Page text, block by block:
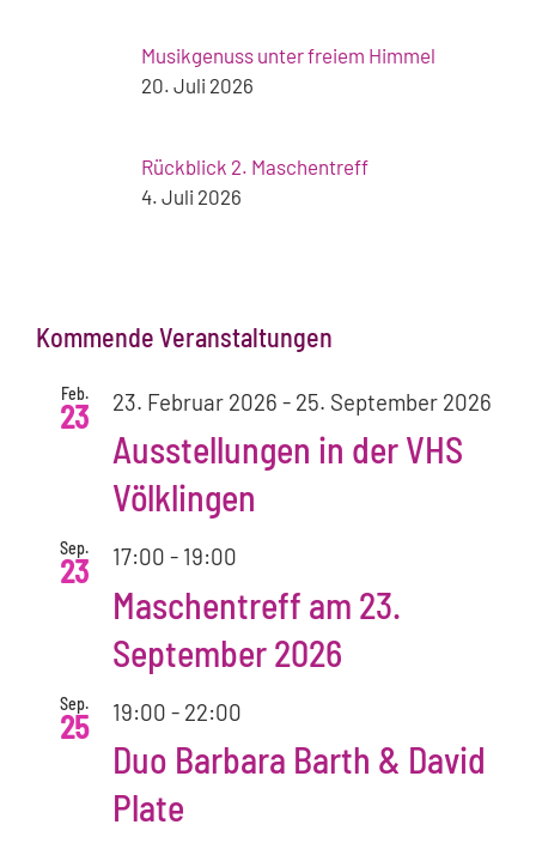
Musikgenuss unter freiem Himmel
20. Juli 2026
Rückblick 2. Maschentreff
4. Juli 2026
Kommende Veranstaltungen
Feb.
23 23. Februar 2026 - 25. September 2026
Ausstellungen in der VHS
Völklingen
Sep.
23 17:00 - 19:00
Maschentreff am 23.
September 2026
Sep.
25 19:00 - 22:00
Duo Barbara Barth & David
Plate